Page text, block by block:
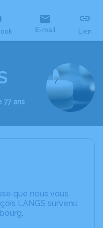
E-mail Lien
ans
que nous vous
LANGS survenu